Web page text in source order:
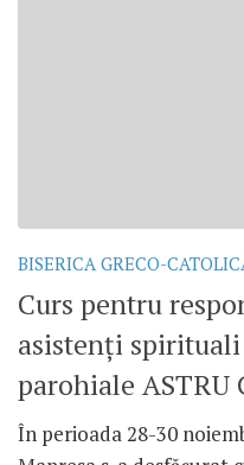
BISERICA GRECO-
Curs pentru
asistenţi
parohiale ASTRU
În perioada 28-30